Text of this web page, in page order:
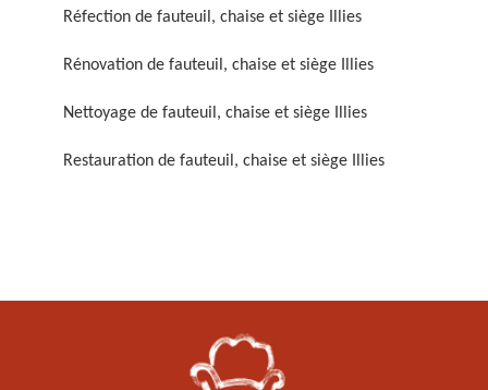
Rénovation de fauteuil,
Nettoyage de fauteuil,
Réfection de fauteuil, chaise et siège Illies
Rénovation de fauteuil, chaise et siège Illies
Nettoyage de fauteuil, chaise et siège Illies
Restauration de fauteuil, chaise et siège Illies